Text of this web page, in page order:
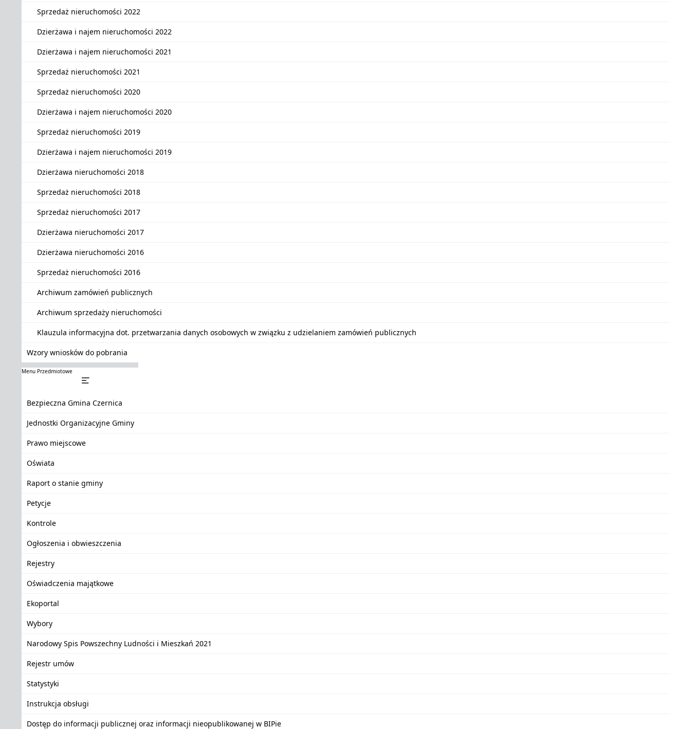
Sprzedaż nieruchomości 2022
Dzierżawa i najem nieruchomości 2022
Dzierżawa i najem nieruchomości 2021
Sprzedaż nieruchomości 2021
Sprzedaż nieruchomości 2020
Dzierżawa i najem nieruchomości 2020
Sprzedaż nieruchomości 2019
Dzierżawa i najem nieruchomości 2019
Dzierżawa nieruchomości 2018
Sprzedaż nieruchomości 2018
Sprzedaż nieruchomości 2017
Dzierżawa nieruchomości 2017
Dzierżawa nieruchomości 2016
Sprzedaż nieruchomości 2016
Archiwum zamówień publicznych
Archiwum sprzedaży nieruchomości
Klauzula informacyjna dot. przetwarzania danych osobowych w związku z udzielaniem zamówień publicznych
Wzory wniosków do pobrania
Menu Przedmiotowe
Bezpieczna Gmina Czernica
Jednostki Organizacyjne Gminy
Prawo miejscowe
Oświata
Raport o stanie gminy
Petycje
Kontrole
Ogłoszenia i obwieszczenia
Rejestry
Oświadczenia majątkowe
Ekoportal
Wybory
Narodowy Spis Powszechny Ludności i Mieszkań 2021
Rejestr umów
Statystyki
Instrukcja obsługi
Dostęp do informacji publicznej oraz informacji nieopublikowanej w BIPie